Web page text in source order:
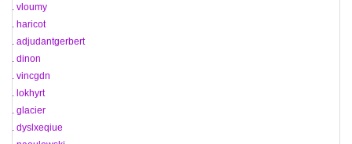
71. vloumy
72. haricot
73. adjudantgerbert
74. dinon
75. vincgdn
76. lokhyrt
77. glacier
78. dyslxeqiue